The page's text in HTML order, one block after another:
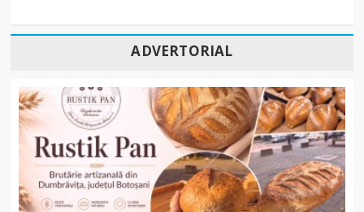
ADVERTORIAL